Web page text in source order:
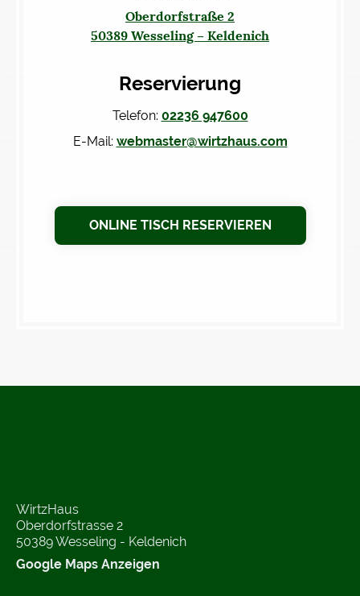
Oberdorfstraße 2
50389 Wesseling – Keldenich
Reservierung
Telefon: 02236 947600
E-Mail: webmaster@wirtzhaus.com
ONLINE TISCH RESERVIEREN
WirtzHaus
Oberdorfstrasse 2
50389 Wesseling - Keldenich
Google Maps Anzeigen